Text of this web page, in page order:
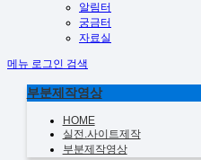
알림터
궁금터
자료실
메뉴 로그인 검색
부분제작영상
HOME
실전.사이트제작
부분제작영상